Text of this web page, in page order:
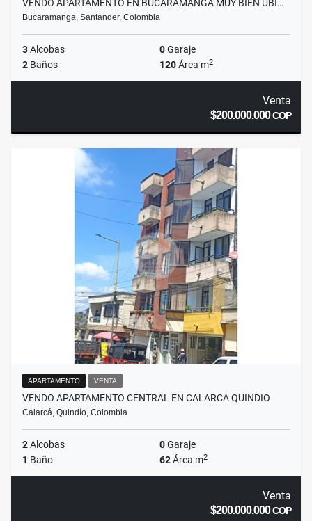
VENDO APARTAMENTO EN BUCARAMANGA MUY BIEN UBI…
Bucaramanga, Santander, Colombia
3Alcobas 0Garaje
2 Baños 120Área m2
Venta
$200.000.000COP
APARTAMENTO VENTA
VENDO APARTAMENTO CENTRAL EN CALARCA QUINDIO
Calarcá, Quindío, Colombia
2Alcobas 0Garaje
1 Baño 62Área m2
Venta
$200.000.000COP